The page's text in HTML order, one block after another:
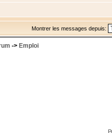
Montrer les messages depuis:
-> Emploi